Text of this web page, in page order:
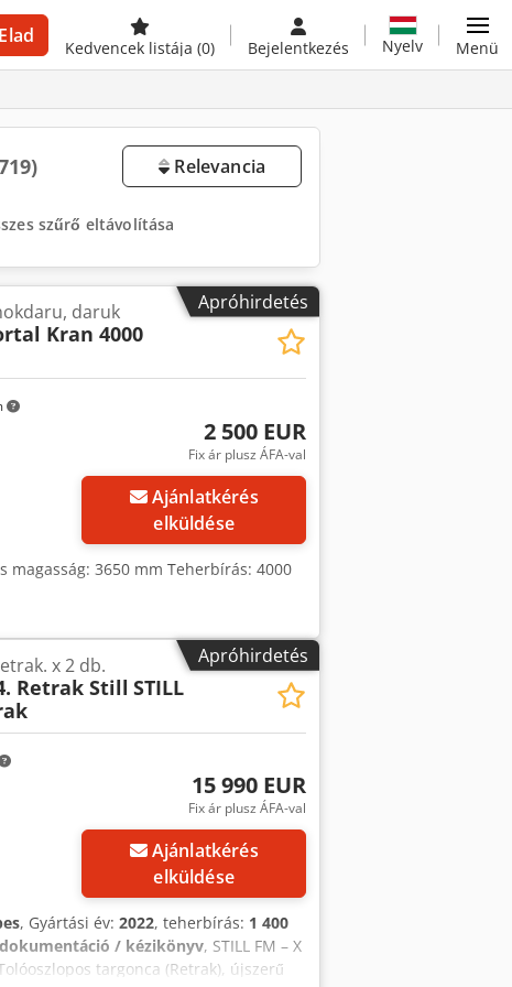
Elad
Kedvencek listája (0) Bejelentkezés Nyelv Menü
Relevancia
szűrő eltávolítása
Apróhirdetés
daruk
Kran 4000
2 500 EUR
Fix ár plusz ÁFA-val
Ajánlatkérés
elküldése
magasság: 3650 mm Teherbírás: 4000
Apróhirdetés
x 2 db.
Retrak Still STILL
15 990 EUR
Fix ár plusz ÁFA-val
Ajánlatkérés
elküldése
, Gyártási év: 2022, teherbírás: 1 400
dokumentáció / kézikönyv, STILL FM – X
targonca (Retrak), újszerű